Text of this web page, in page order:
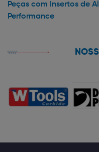
Peças com Insertos de
Performance